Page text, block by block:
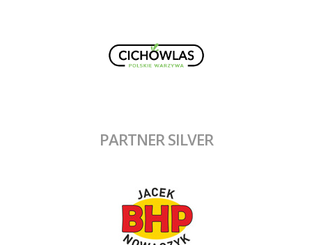
PARTNER SILVER